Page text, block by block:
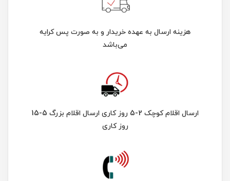
هزینه ارسال به عهده خریدار و به صورت پس کرایه
می‌باشد
ارسال اقلام کوچک 2-5 روز کاری ارسال اقلام بزرگ 5-15
روز کاری